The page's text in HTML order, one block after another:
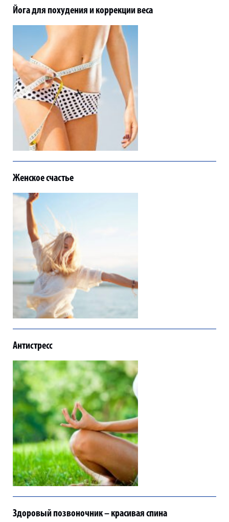
Йога для похудения и коррекции веса
Женское счастье
Антистресс
Здоровый позвоночник – красивая спина